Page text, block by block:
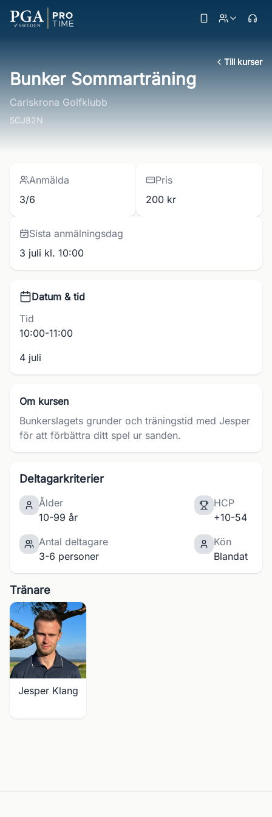
Till kurser
Bunker Sommarträning
Carlskrona Golfklubb
5CJ82N
Anmälda
3/6
Pris
200 kr
Sista anmälningsdag
3 juli kl. 10:00
Datum & tid
Tid
10:00-11:00
4 juli
Om kursen
Bunkerslagets grunder och träningstid med Jesper
för att förbättra ditt spel ur sanden.
Deltagarkriterier
Ålder
10-99 år
HCP
+10-54
Antal deltagare
3-6 personer
Kön
Blandat
Tränare
Jesper Klang